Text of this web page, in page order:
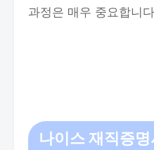
과정은 매우 중요합니
나이스 재직증